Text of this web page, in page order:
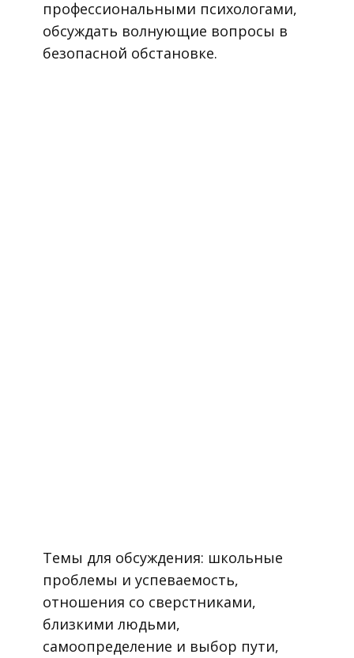
профессиональными психологами,
обсуждать волнующие вопросы в
безопасной обстановке.
Темы для обсуждения: школьные
проблемы и успеваемость,
отношения со сверстниками,
близкими людьми,
самоопределение и выбор пути,